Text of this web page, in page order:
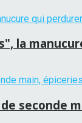
la
seconde